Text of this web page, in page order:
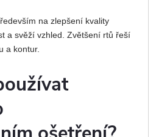
na zlepšení kvality
a svěží vzhled. Zvětšení rtů řeší
a kontur.